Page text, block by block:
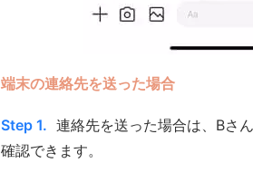
端末の連絡先を送った場合
Step 1. 連絡先を送った場合は、Bさ
確認できます。